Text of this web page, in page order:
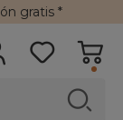
gratis*